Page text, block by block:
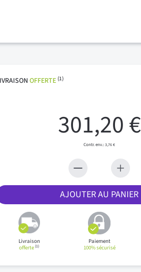
OFFERTE (1)
301,20 €
3,76 €
AJOUTER AU PANIER
Livraison
offerte(1)
Paiement
100% sécurisé